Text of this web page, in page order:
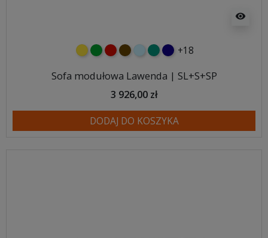
visibility
żółtyzielonyczerwony
czekoladowy
błękitnyturkusowy
granatowy
+18
Sofa modułowa Lawenda | SL+S+SP
3 926,00 zł
DODAJ DO KOSZYKA